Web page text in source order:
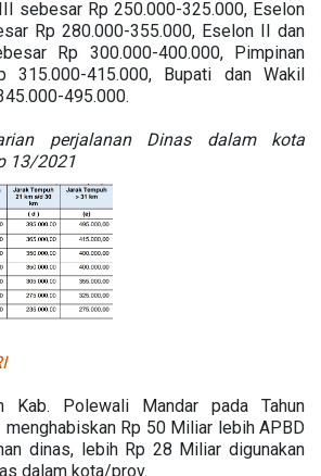
sebesar Rp 250.000-325.000, Eselon
Rp 280.000-355.000, Eselon II dan
Rp 300.000-400.000, Pimpinan
315.000-415.000, Bupati dan Wakil
495.000.
perjalanan Dinas dalam kota
13/2021
Kab. Polewali Mandar pada Tahun
menghabiskan Rp 50 Miliar lebih APBD
dinas, lebih Rp 28 Miliar digunakan
dalam kota/prov.